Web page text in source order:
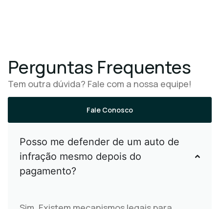
Perguntas Frequentes
Tem outra dúvida? Fale com a nossa equipe!
Fale Conosco
Posso me defender de um auto de
infração mesmo depois do
pagamento?